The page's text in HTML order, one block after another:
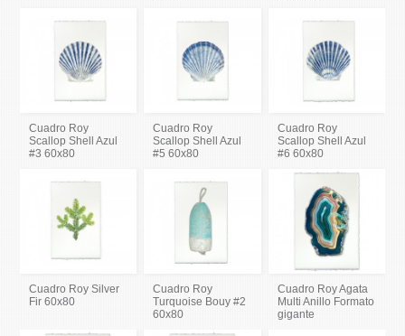
Cuadro Roy
Scallop Shell Azul
#3 60x80
Cuadro Roy
Scallop Shell Azul
#5 60x80
Cuadro Roy
Scallop Shell Azul
#6 60x80
Cuadro Roy Silver
Fir 60x80
Cuadro Roy
Turquoise Bouy #2
60x80
Cuadro Roy Agata
Multi Anillo Formato
gigante